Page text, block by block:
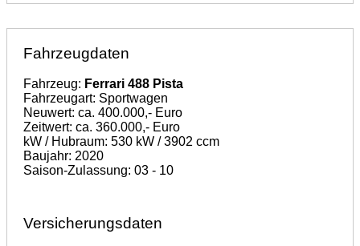
Fahrzeugdaten
Fahrzeug: Ferrari 488 Pista
Fahrzeugart: Sportwagen
Neuwert: ca. 400.000,- Euro
Zeitwert: ca. 360.000,- Euro
kW / Hubraum: 530 kW / 3902 ccm
Baujahr: 2020
Saison-Zulassung: 03 - 10
Versicherungsdaten